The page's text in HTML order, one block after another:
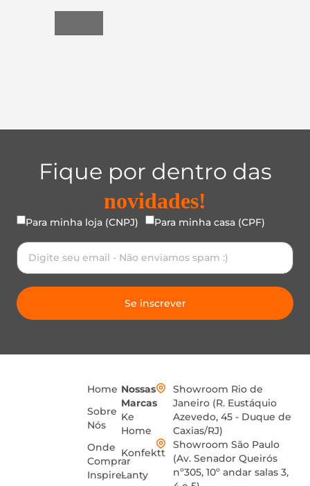
Fique por dentro das
novidades!
Para minha loja (CNPJ) Para minha casa (CPF)
Se inscrever
Home
Sobre
Nós
Onde
Comprar
Inspire-
Nossas
Marcas
Ke
Home
Konfektt
Lanty
Showroom Rio de
Janeiro (R. Eustáquio
Azevedo, 45 - Duque de
Caxias/RJ)
Showroom São Paulo
(Av. Senador Queirós
nº305, 10º andar salas 3,